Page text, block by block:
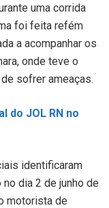
uma corrida
foi feita refém
a acompanhar os
onde teve o
sofrer ameaças.
do JOL RN no
identificaram
dia 2 de junho de
motorista de